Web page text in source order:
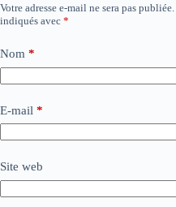
Votre adresse e-mail ne sera pas publiée.
indiqués avec *
Nom *
E-mail *
Site web